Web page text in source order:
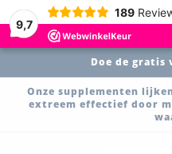
9,7
189
naar de
content
Doe de
Onze supplementen
extreem effectief door